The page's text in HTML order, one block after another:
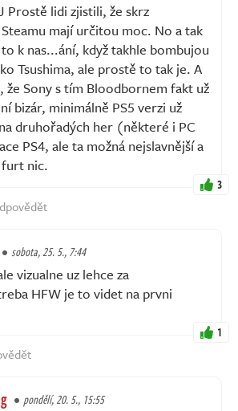
Prostě lidi zjistili, že skrz
mají určitou moc. No a tak
k nas...ání, když takhle bombujou
Tsushima, ale prostě to tak je. A
že Sony s tím Bloodbornem fakt už
bizár, minimálně PS5 verzi už
druhořadých her (některé i PC
PS4, ale ta možná nejslavnější a
nic.
3
sobota, 25. 5., 7:44
vizualne uz lehce za
HFW je to videt na prvni
1
pondělí, 20. 5., 15:55